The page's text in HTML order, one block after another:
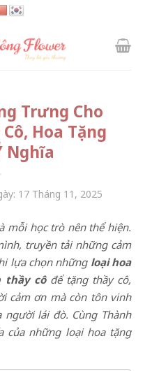
Trưng Cho
Hoa Tặng
Nghĩa
17 Tháng 11, 2025
mỗi học trò nên thể hiện.
truyền tải những cảm
lựa chọn những loại hoa
thầy côđể tặng thầy cô,
cảm ơn mà còn tôn vinh
lái đò. Cùng Thành
của những loại hoa tặng